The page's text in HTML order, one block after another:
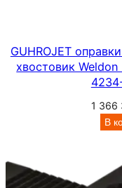
GUHROJET
хвостовик
1 366
В